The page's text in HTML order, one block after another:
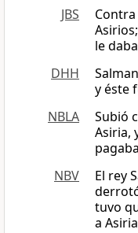
JBS
le
DHH
y éste
NBLA
Subió
Asiria,
NBV
El rey
tuvo
a